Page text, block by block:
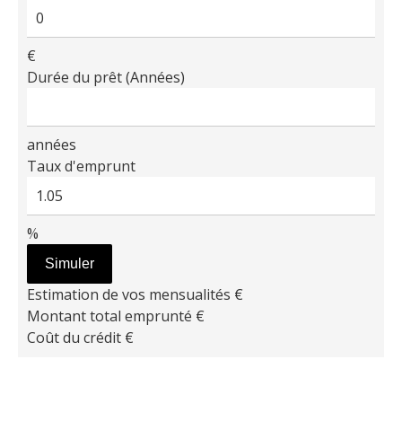
€
Durée du prêt (Années)
années
Taux d'emprunt
%
Simuler
Estimation de vos mensualités €
Montant total emprunté €
Coût du crédit €